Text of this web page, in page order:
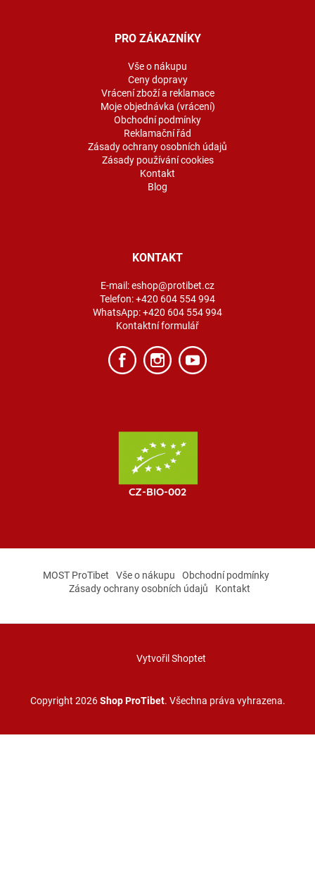
PRO ZÁKAZNÍKY
Vše o nákupu
Ceny dopravy
Vrácení zboží a reklamace
Moje objednávka (vrácení)
Obchodní podmínky
Reklamační řád
Zásady ochrany osobních údajů
Zásady používání cookies
Kontakt
Blog
KONTAKT
E-mail:eshop@protibet.cz
Telefon:+420 604 554 994
WhatsApp:+420 604 554 994
Kontaktní formulář
MOST ProTibet Vše o nákupu
Obchodní podmínky
Zásady ochrany osobních údajů
Kontakt
Vytvořil Shoptet
Copyright 2026Shop ProTibet. Všechna práva vyhrazena.